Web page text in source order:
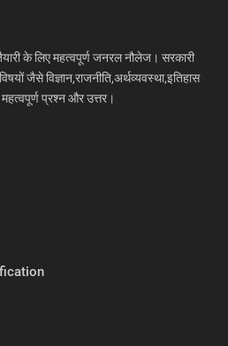
के लिए महत्वपूर्ण जनरल नौलेज। सरकारी
जैसे विज्ञान,राजनीति,अर्थव्यवस्था,इतिहास
प्रश्न और उत्तर।